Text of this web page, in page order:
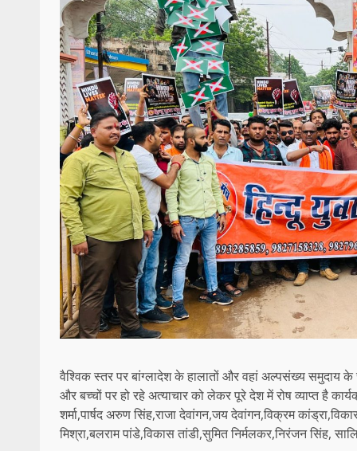
वैश्विक स्तर पर बांग्लादेश के हालातों और वहां अल्पसंख्य समुदाय के
और बच्चों पर हो रहे अत्याचार को लेकर पूरे देश में रोष व्याप्त है
शर्मा,पार्षद अरुण सिंह,राजा देवांगन,जय देवांगन,विक्रम
मिश्रा,बलराम पांडे,विकास तांडी,सुमित निर्मलकर,निरंजन सिंह,